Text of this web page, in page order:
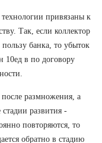
привязаны к
Так, если коллектор
банка, то убыток
10ед в по договору
размножения, а
развития -
повторяются, то
обратно в стадию